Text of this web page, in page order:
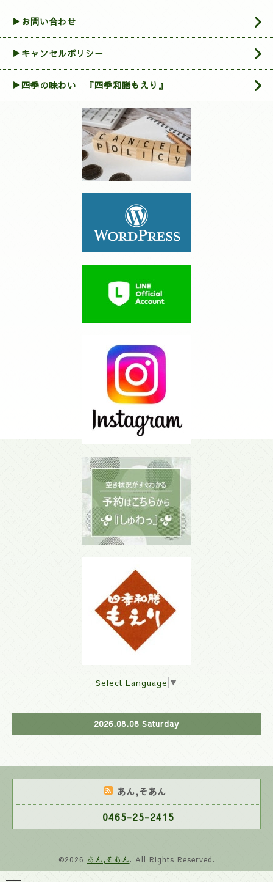
▶お問い合わせ
▶︎キャンセルポリシー
▶四季の味わい 『四季和膳もえり』
Select Language ▼
2026.08.08 Saturday
あん,そあん
0465-25-2415
©2026 あん,そあん. All Rights Reserved.